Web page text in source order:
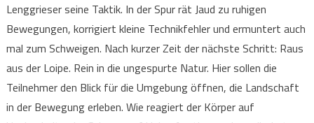
Lenggrieser seine Taktik. In der Spur rät Jaud zu ruhigen
Bewegungen, korrigiert kleine Technikfehler und ermuntert auch
mal zum Schweigen. Nach kurzer Zeit der nächste Schritt: Raus
aus der Loipe. Rein in die ungespurte Natur. Hier sollen die
Teilnehmer den Blick für die Umgebung öffnen, die Landschaft
in der Bewegung erleben. Wie reagiert der Körper auf